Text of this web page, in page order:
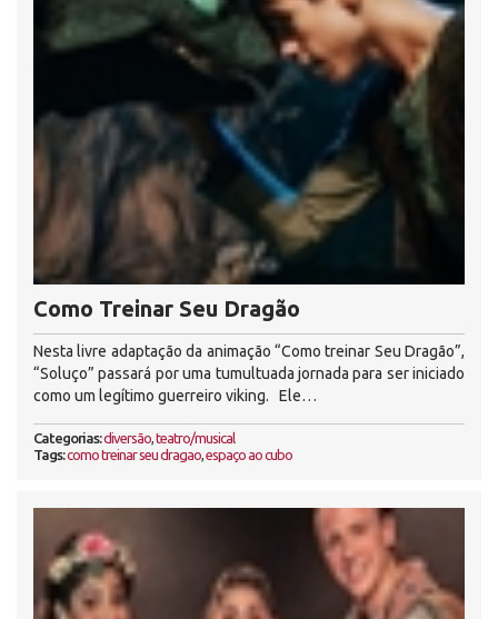
Como Treinar Seu Dragão
Nesta livre adaptação da animação “Como treinar Seu Dragão”,
“Soluço” passará por uma tumultuada jornada para ser iniciado
como um legítimo guerreiro viking. Ele…
Categorias:diversão,teatro/musical
Tags:como treinar seu dragao,espaço ao cubo